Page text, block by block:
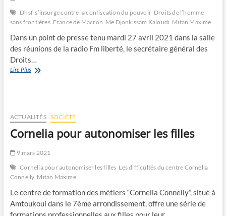
Dhsf s’insurge contre la confiscation du pouvoir Droits de l’homme
sans frontières France de Macron Me Djonkissam Kaloudi Mitan Maxime
Dans un point de presse tenu mardi 27 avril 2021 dans la salle
des réunions de la radio Fm liberté, le secrétaire général des
Droits…
Lire PlusDhsf
du
pouvoir
ACTUALITÉS SOCIÉTÉ
Cornelia pour autonomiser les filles
9 mars 2021
Cornelia pour autonomiser les filles Les difficultés du centre Cornelia
Connelly Mitan Maxime
Le centre de formation des métiers “Cornelia Connelly”, situé à
Amtoukoui dans le 7ème arrondissement, offre une série de